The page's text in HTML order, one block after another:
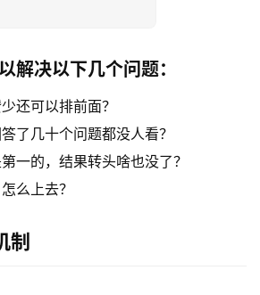
解决以下几个问题：
还可以排前面？
了几十个问题都没人看？
一的，结果转头啥也没了？
么上去？
制